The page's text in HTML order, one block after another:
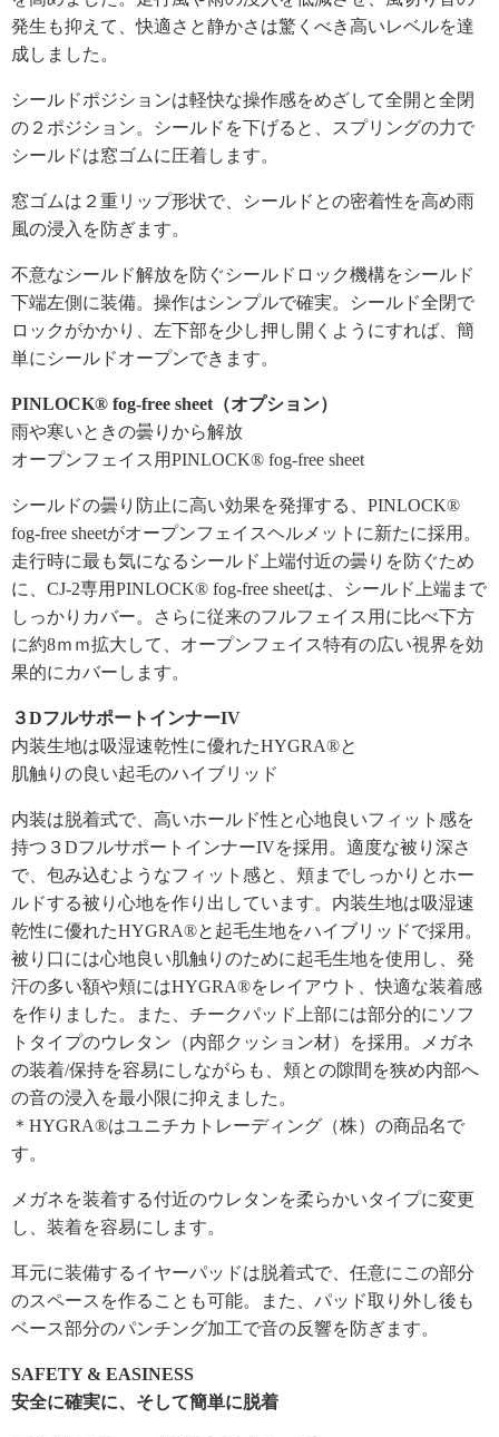
発生も抑えて、快適さと静かさは驚くべき高いレベルを達
成しました。
シールドポジションは軽快な操作感をめざして全開と全閉
の２ポジション。シールドを下げると、スプリングの力で
シールドは窓ゴムに圧着します。
窓ゴムは２重リップ形状で、シールドとの密着性を高め雨
風の浸入を防ぎます。
不意なシールド解放を防ぐシールドロック機構をシールド
下端左側に装備。操作はシンプルで確実。シールド全閉で
ロックがかかり、左下部を少し押し開くようにすれば、簡
単にシールドオープンできます。
PINLOCK® fog-free sheet（オプション）
雨や寒いときの曇りから解放
オープンフェイス用PINLOCK® fog-free sheet
シールドの曇り防止に高い効果を発揮する、PINLOCK®
fog-free sheetがオープンフェイスヘルメットに新たに採用。
走行時に最も気になるシールド上端付近の曇りを防ぐため
に、CJ-2専用PINLOCK® fog-free sheetは、シールド上端まで
しっかりカバー。さらに従来のフルフェイス用に比べ下方
に約8ｍｍ拡大して、オープンフェイス特有の広い視界を効
果的にカバーします。
３DフルサポートインナーIV
内装生地は吸湿速乾性に優れたHYGRA®と
肌触りの良い起毛のハイブリッド
内装は脱着式で、高いホールド性と心地良いフィット感を
持つ３DフルサポートインナーIVを採用。適度な被り深さ
で、包み込むようなフィット感と、頬までしっかりとホー
ルドする被り心地を作り出しています。内装生地は吸湿速
乾性に優れたHYGRA®と起毛生地をハイブリッドで採用。
被り口には心地良い肌触りのために起毛生地を使用し、発
汗の多い額や頬にはHYGRA®をレイアウト、快適な装着感
を作りました。また、チークパッド上部には部分的にソフ
トタイプのウレタン（内部クッション材）を採用。メガネ
の装着/保持を容易にしながらも、頬との隙間を狭め内部へ
の音の浸入を最小限に抑えました。
＊HYGRA®はユニチカトレーディング（株）の商品名で
す。
メガネを装着する付近のウレタンを柔らかいタイプに変更
し、装着を容易にします。
耳元に装備するイヤーパッドは脱着式で、任意にこの部分
のスペースを作ることも可能。また、パッド取り外し後も
ベース部分のパンチング加工で音の反響を防ぎます。
SAFETY & EASINESS
安全に確実に、そして簡単に脱着